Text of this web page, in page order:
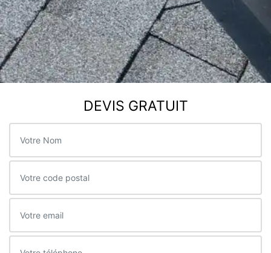
DEVIS GRATUIT